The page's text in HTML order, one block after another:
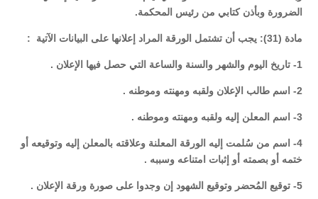
الضرورة وبأذن كتابي من رئيس المحكمة.
مادة (31): يجب أن تشتمل الورقة المراد إعلانها على البيانات الآتية :
1- تاريخ اليوم والشهر والسنة والساعة التي حصل فيها الإعلان .
2- اسم طالب الإعلان ولقبه ومهنته وموطنه .
3- اسم المعلن إليه ولقبه ومهنته وموطنه .
4- اسم من سُلمت إليه الورقة المعلنة وعلاقته بالمعلن إليه وتوقيعه أو
ختمه أو بصمته أو إثبات امتناعه وسببه .
5- توقيع المُحضر وتوقيع الشهود إن وجدوا على صورة ورقة الإعلان .